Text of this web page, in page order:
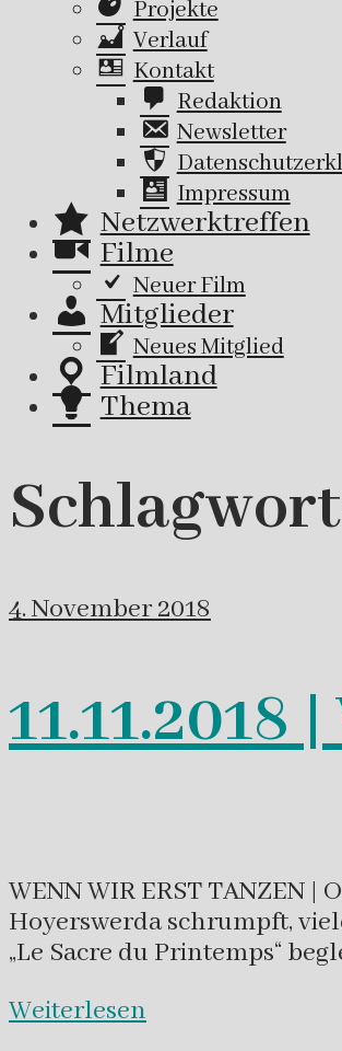
Projekte
Verlauf
Kontakt
Redaktion
Newsletter
Impressum
Netzwerktreffen
Filme
Neuer Film
Mitglieder
Neues Mitglied
Filmland
Thema
4. November 2018
WENN WIR ERST TANZEN
Hoyerswerda schrumpft,
„Le Sacre du Printemps“
Weiterlesen